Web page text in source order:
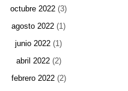
octubre 2022 (3)
agosto 2022 (1)
junio 2022 (1)
abril 2022(2)
febrero 2022(2)